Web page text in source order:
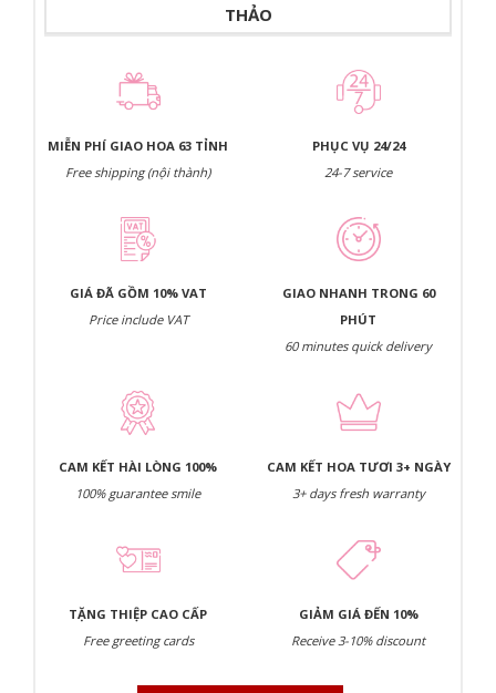
THẢO
MIỄN PHÍ GIAO HOA 63 TỈNH
Free shipping (nội thành)
PHỤC VỤ 24/24
24-7 service
GIÁ ĐÃ GỒM 10% VAT
Price include VAT
GIAO NHANH TRONG 60
PHÚT
60 minutes quick delivery
CAM KẾT HÀI LÒNG 100%
100% guarantee smile
CAM KẾT HOA TƯƠI 3+ NGÀY
3+ days fresh warranty
TẶNG THIỆP CAO CẤP
Free greeting cards
GIẢM GIÁ ĐẾN 10%
Receive 3-10% discount